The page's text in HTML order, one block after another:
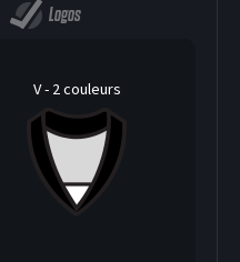
Logos
V - 2 couleurs